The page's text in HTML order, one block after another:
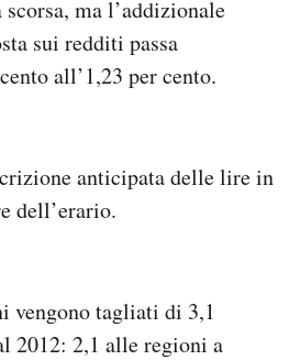
ma l’addizionale
sui redditi passa
all’1,23 per cento.
anticipata delle lire in
dell’erario.
vengono tagliati di 3,1
2012: 2,1 alle regioni a